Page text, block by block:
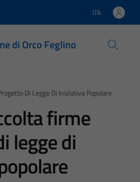
Lingua attiva:
ITA
di Orco Feglino
Di Legge Di Iniziativa Popolare
firme
legge di